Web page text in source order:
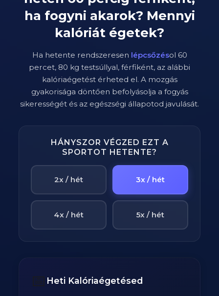
ha fogyni akarok? Mennyi
kalóriát égetek?
Ha hetente rendszeresen lépcsőzésol 60
percet, 80 kg testsúllyal, férfiként, az alábbi
kalóriaégetést érheted el. A mozgás
gyakorisága döntően befolyásolja a fogyás
sikerességét és az egészségi állapotod javulását.
HÁNYSZOR VÉGZED EZT A
SPORTOT HETENTE?
2x / hét 3x / hét
4x / hét 5x / hét
📅 Heti Kalóriaégetésed